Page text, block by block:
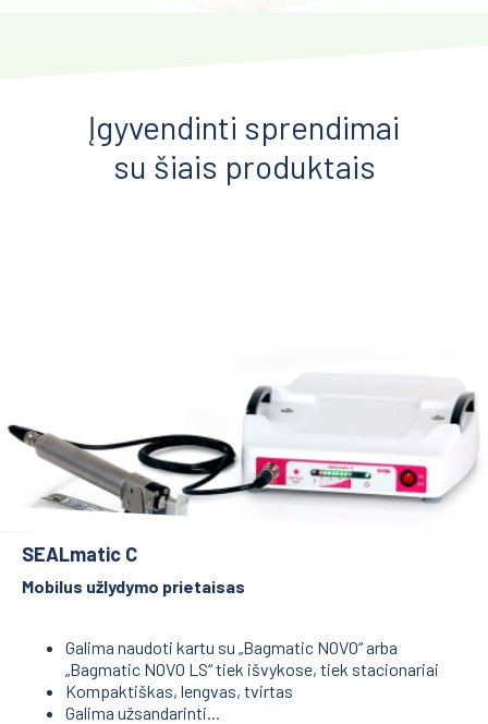
Įgyvendinti sprendimai
su šiais produktais
SEALmatic C
Mobilus užlydymo prietaisas
Galima naudoti kartu su „Bagmatic NOVO“ arba
„Bagmatic NOVO LS“ tiek išvykose, tiek stacionariai
Kompaktiškas, lengvas, tvirtas
Galima užsandarinti...